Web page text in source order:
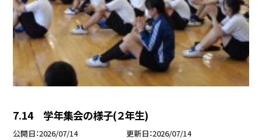
7.14 学年集会の様子(２年生)
公開日 2026/07/14 更新日 2026/07/14